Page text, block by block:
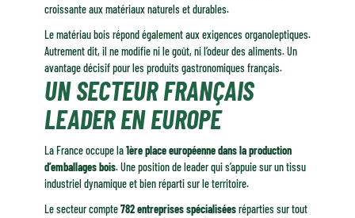
croissante aux matériaux naturels et durables.
Le matériau bois répond également aux exigences organoleptiques.
Autrement dit, il ne modifie ni le goût, ni l’odeur des aliments. Un
avantage décisif pour les produits gastronomiques français.
UN SECTEUR FRANÇAIS
LEADER EN EUROPE
La France occupe la1ère place européenne dans la production
d’emballages bois. Une position de leader qui s’appuie sur un tissu
industriel dynamique et bien réparti sur le territoire.
Le secteur compte782 entreprises spécialiséesréparties sur tout